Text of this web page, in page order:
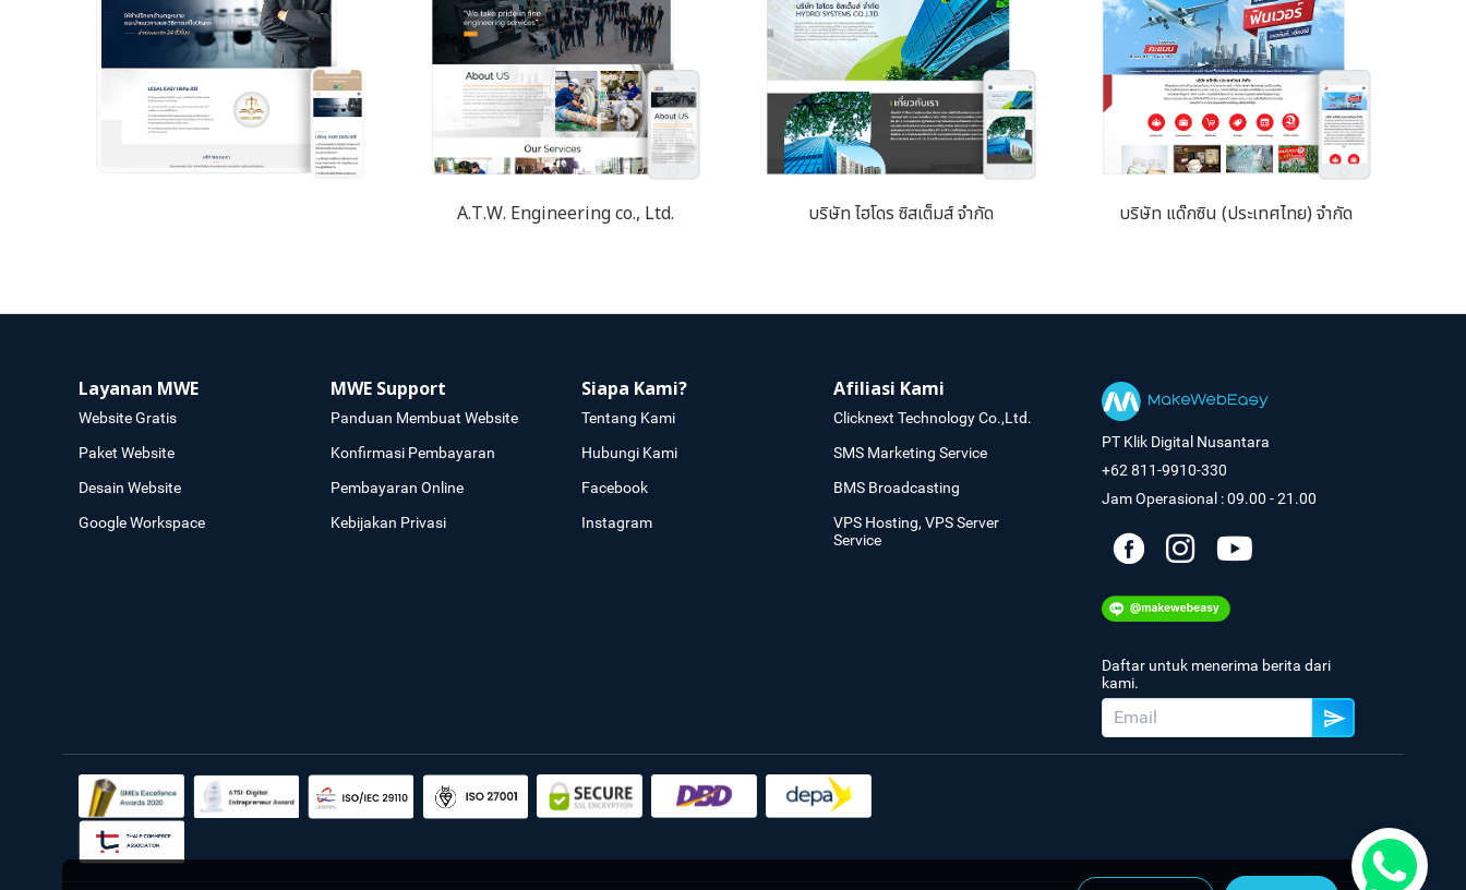
A.T.W. Engineering co., Ltd. บริษัท ไฮโดร ซิสเต็มส์ จำกัด บริษัท แด๊กซิน (ประเทศไทย) จำกัด
Layanan MWE
Website Gratis
Paket Website
Desain Website
Google Workspace
MWE Support
Panduan Membuat Website
Konfirmasi Pembayaran
Pembayaran Online
Kebijakan Privasi
Siapa Kami?
Tentang Kami
Hubungi Kami
Facebook
Instagram
Afiliasi Kami
Clicknext Technology Co.,Ltd.
SMS Marketing Service
BMS Broadcasting
VPS Hosting, VPS Server
Service
PT Klik Digital Nusantara
+62 811-9910-330
Jam Operasional : 09.00 - 21.00
Daftar untuk menerima berita dari
kami.